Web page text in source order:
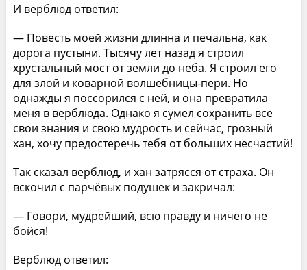
И верблюд ответил:
— Повесть моей жизни длинна и печальна, как
дорога пустыни. Тысячу лет назад я строил
хрустальный мост от земли до неба. Я строил его
для злой и коварной волшебницы-пери. Но
однажды я поссорился с ней, и она превратила
меня в верблюда. Однако я сумел сохранить все
свои знания и свою мудрость и сейчас, грозный
хан, хочу предостеречь тебя от больших несчастий!
Так сказал верблюд, и хан затрясся от страха. Он
вскочил с парчёвых подушек и закричал:
— Говори, мудрейший, всю правду и ничего не
бойся!
Верблюд ответил: